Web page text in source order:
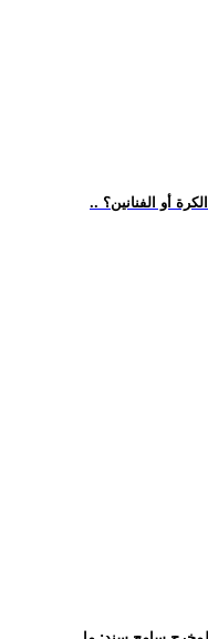
أو الفنانين؟